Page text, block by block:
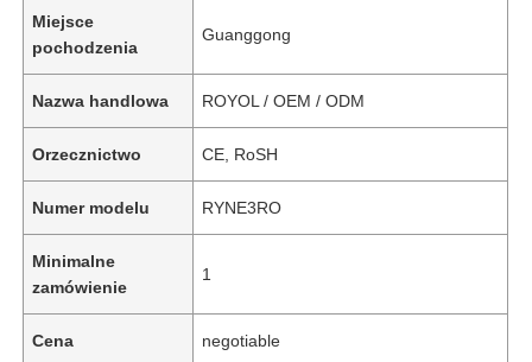
Miejsce
pochodzenia
Guanggong
Nazwa handlowa ROYOL / OEM / ODM
Orzecznictwo CE, RoSH
Numer modelu RYNE3RO
Minimalne
zamówienie
1
Cena negotiable